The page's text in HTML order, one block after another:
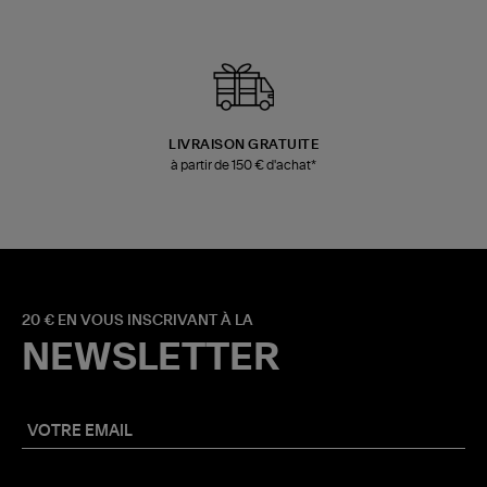
LIVRAISON GRATUITE
à partir de 150 € d'achat*
20 € EN VOUS INSCRIVANT À LA
NEWSLETTER